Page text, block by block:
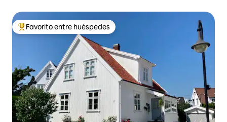
De los mejores en Favorito entre huéspedes
Favorito entre huéspedes